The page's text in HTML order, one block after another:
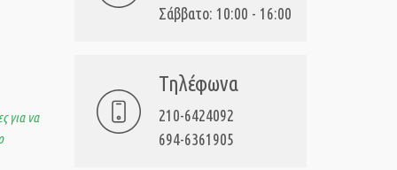
για να
Σάββατο: 10:00 - 16:00
Τηλέφωνα
210-6424092
694-6361905